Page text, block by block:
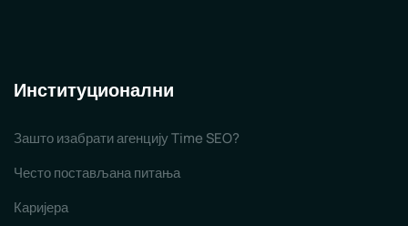
Институционални
Зашто изабрати агенцију Time SEO?
Често постављана питања
Каријера